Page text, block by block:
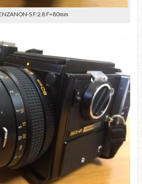
S F:2.8 F=80mm